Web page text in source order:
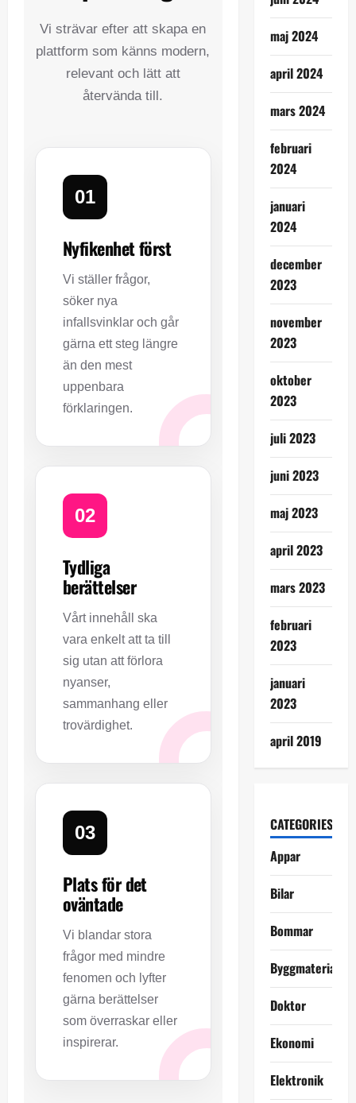
Vi strävar efter att skapa en
plattform som känns modern,
relevant och lätt att
återvända till.
01
Nyfikenhet först
Vi ställer frågor,
söker nya
infallsvinklar och går
gärna ett steg längre
än den mest
uppenbara
förklaringen.
02
Tydliga
berättelser
Vårt innehåll ska
vara enkelt att ta till
sig utan att förlora
nyanser,
sammanhang eller
trovärdighet.
03
Plats för det
oväntade
Vi blandar stora
frågor med mindre
fenomen och lyfter
gärna berättelser
som överraskar eller
inspirerar.
maj 2024
april 2024
mars 2024
februari
2024
januari
2024
december
2023
november
2023
oktober
2023
juli 2023
juni 2023
maj 2023
april 2023
mars 2023
februari
2023
januari
2023
april 2019
CATEGORIES
Appar
Bilar
Bommar
Byggmaterial
Doktor
Ekonomi
Elektronik